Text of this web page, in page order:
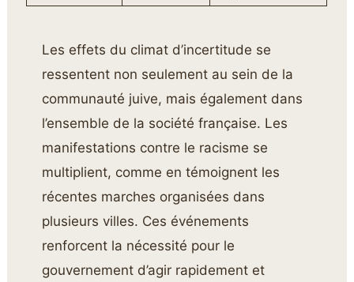
Les effets du climat d’incertitude se
ressentent non seulement au sein de la
communauté juive, mais également dans
l’ensemble de la société française. Les
manifestations contre le racisme se
multiplient, comme en témoignent les
récentes marches organisées dans
plusieurs villes. Ces événements
renforcent la nécessité pour le
gouvernement d’agir rapidement et